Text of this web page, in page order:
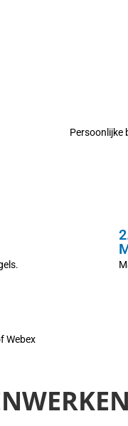
Persoonlijke
Webex